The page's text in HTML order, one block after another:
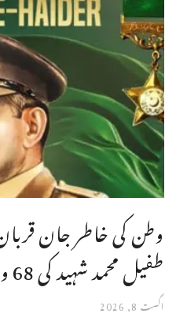
وطن کی خاطر جان
طفیل محمد شہید کی 68 ویں برسی
اگست 8, 2026